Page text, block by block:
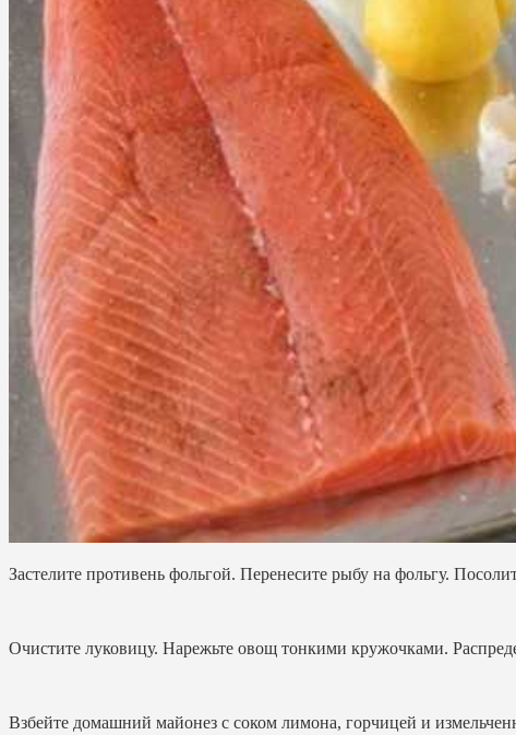
Застелите противень фольгой. Перенесите рыбу на фольгу.
Очистите луковицу. Нарежьте овощ тонкими кружочками.
Взбейте домашний майонез с соком лимона, горчицей и